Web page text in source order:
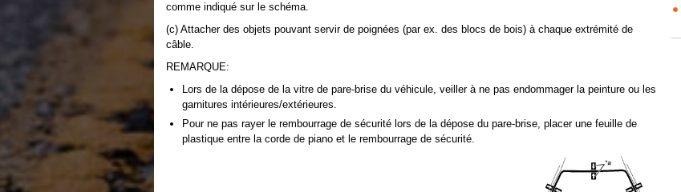
comme indiqué sur le schéma.
(c) Attacher des objets pouvant servir de poignées (par ex. des blocs de bois) à chaque extrémité de
câble.
REMARQUE:
Lors de la dépose de la vitre de pare-brise du véhicule, veiller à ne pas endommager la peinture ou les
garnitures intérieures/extérieures.
Pour ne pas rayer le rembourrage de sécurité lors de la dépose du pare-brise, placer une feuille de
plastique entre la corde de piano et le rembourrage de sécurité.